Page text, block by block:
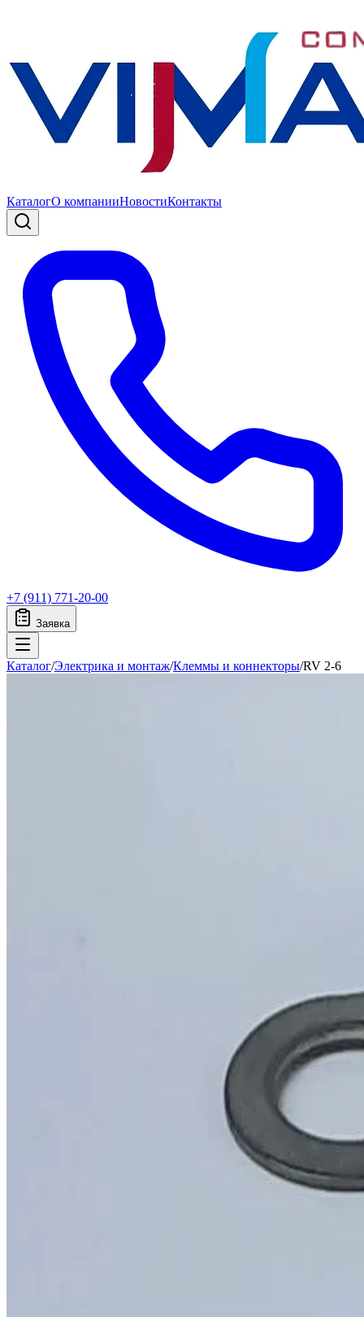
КаталогО компанииНовостиКонтакты
+7 (911) 771-20-00
Заявка
Каталог/Электрика и монтаж/Клеммы и коннекторы/RV 2-6